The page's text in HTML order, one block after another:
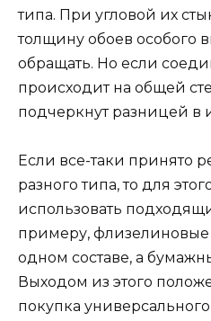
типа. При угловой их
толщину обоев особого
обращать. Но если
происходит на общей
подчеркнут разницей в
Если все-таки принято
разного типа, то для
использовать
примеру, флизелиновые
одном составе, а
Выходом из этого
покупка